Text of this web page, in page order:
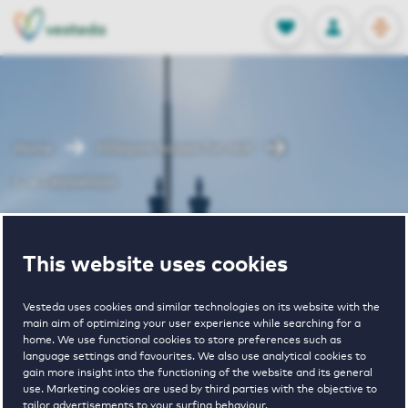
This website uses cookies
Vesteda uses cookies and similar technologies on its website with the
main aim of optimizing your user experience while searching for a
home. We use functional cookies to store preferences such as
language settings and favourites. We also use analytical cookies to
gain more insight into the functioning of the website and its general
use. Marketing cookies are used by third parties with the objective to
tailor advertisements to your surfing behaviour.
FAVORITES
Stored
LOG IN
NL
EN
L. v.
Deysselaan